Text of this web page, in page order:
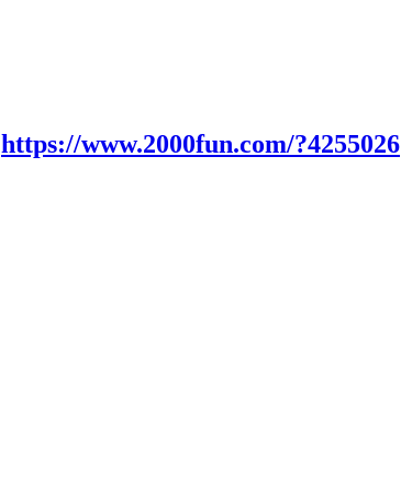
https://www.2000fun.com/?4255026